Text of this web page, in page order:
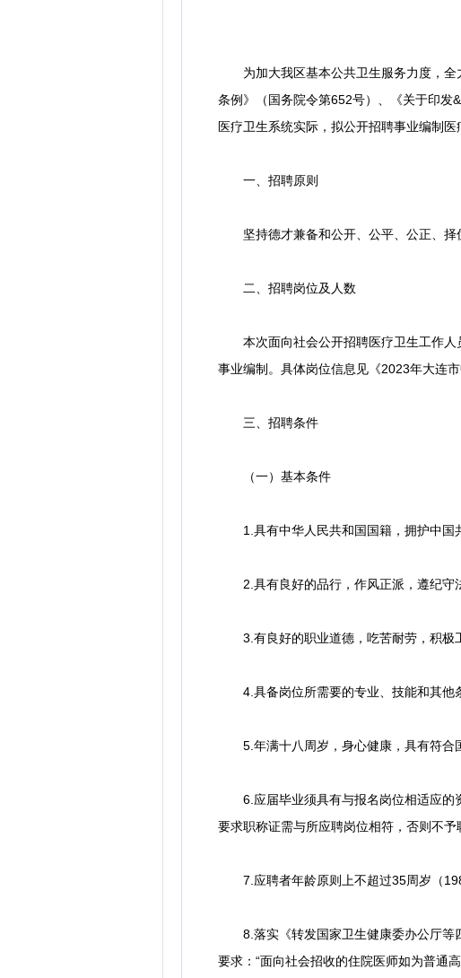
为加大我区基本公共卫生服务力度，全
条例》（国务院令第652号）、《关于印发
医疗卫生系统实际，拟公开招聘事业编制
一、招聘原则
坚持德才兼备和公开、公平、公正、择
二、招聘岗位及人数
本次面向社会公开招聘医疗卫生工作人
事业编制。具体岗位信息见《2023年大连
三、招聘条件
（一）基本条件
1.具有中华人民共和国国籍，拥护中国
2.具有良好的品行，作风正派，遵纪守
3.有良好的职业道德，吃苦耐劳，积极
4.具备岗位所需要的专业、技能和其他
5.年满十八周岁，身心健康，具有符合
6.应届毕业须具有与报名岗位相适应的
要求职称证需与所应聘岗位相符，否则不予
7.应聘者年龄原则上不超过35周岁（
8.落实《转发国家卫生健康委办公厅等四
要求：“面向社会招收的住院医师如为普通